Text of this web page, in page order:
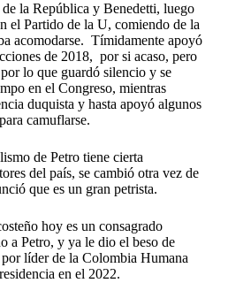
de la República y Benedetti, luego
el Partido de la U, comiendo de la
acomodarse. Tímidamente apoyó
de 2018, por si acaso, pero
lo que guardó silencio y se
en el Congreso, mientras
duquista y hasta apoyó algunos
camuflarse.
de Petro tiene cierta
del país, se cambió otra vez de
que es un gran petrista.
hoy es un consagrado
a Petro, y ya le dio el beso de
por líder de la Colombia Humana
en el 2022.